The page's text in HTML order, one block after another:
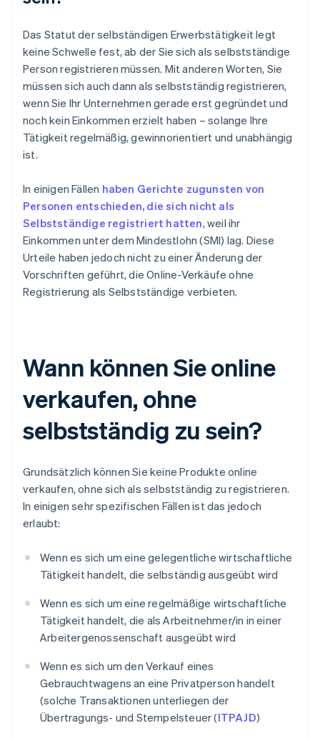
Das Statut der selbständigen Erwerbstätigkeit legt
keine Schwelle fest, ab der Sie sich als selbstständige
Person registrieren müssen. Mit anderen Worten, Sie
müssen sich auch dann als selbstständig registrieren,
wenn Sie Ihr Unternehmen gerade erst gegründet und
noch kein Einkommen erzielt haben – solange Ihre
Tätigkeit regelmäßig, gewinnorientiert und unabhängig
ist.
In einigen Fällen haben Gerichte zugunsten von
Personen entschieden, die sich nicht als
Selbstständige registriert hatten, weil ihr
Einkommen unter dem Mindestlohn (SMI) lag. Diese
Urteile haben jedoch nicht zu einer Änderung der
Vorschriften geführt, die Online-Verkäufe ohne
Registrierung als Selbstständige verbieten.
Wann können Sie online
verkaufen, ohne
selbstständig zu sein?
Grundsätzlich können Sie keine Produkte online
verkaufen, ohne sich als selbstständig zu registrieren.
In einigen sehr spezifischen Fällen ist das jedoch
erlaubt:
Wenn es sich um eine gelegentliche wirtschaftliche
Tätigkeit handelt, die selbständig ausgeübt wird
Wenn es sich um eine regelmäßige wirtschaftliche
Tätigkeit handelt, die als Arbeitnehmer/in in einer
Arbeitergenossenschaft ausgeübt wird
Wenn es sich um den Verkauf eines
Gebrauchtwagens an eine Privatperson handelt
(solche Transaktionen unterliegen der
Übertragungs- und Stempelsteuer (ITPAJD)